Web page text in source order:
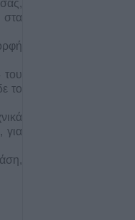
στα
του
το
για